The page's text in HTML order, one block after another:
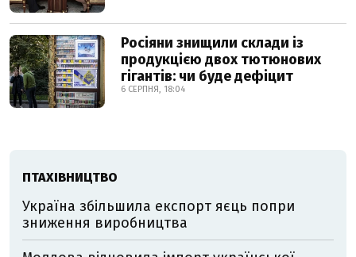
Росіяни знищили склади із
продукцією двох тютюнових
гігантів: чи буде дефіцит
6 СЕРПНЯ, 18:04
ПТАХІВНИЦТВО
Україна збільшила експорт яєць попри
зниження виробництва